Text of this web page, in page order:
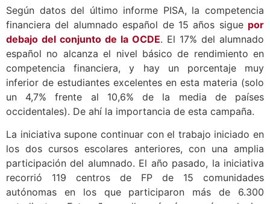
Según datos del último informe PISA, la competencia
financiera del alumnado español de 15 años sigue por
debajo del conjunto de la OCDE. El 17% del alumnado
español no alcanza el nivel básico de rendimiento en
competencia financiera, y hay un porcentaje muy
inferior de estudiantes excelentes en esta materia (solo
un 4,7% frente al 10,6% de la media de países
occidentales). De ahí la importancia de esta campaña.
La iniciativa supone continuar con el trabajo iniciado en
los dos cursos escolares anteriores, con una amplia
participación del alumnado. El año pasado, la iniciativa
recorrió 119 centros de FP de 15 comunidades
autónomas en los que participaron más de 6.300